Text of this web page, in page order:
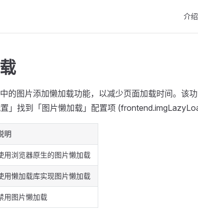
介绍
的图片添加懒加载功能，以减少页面加载时间。该
」找到「图片懒加载」配置项
明
用浏览器原生的图片懒加载
用懒加载库实现图片懒加载
用图片懒加载